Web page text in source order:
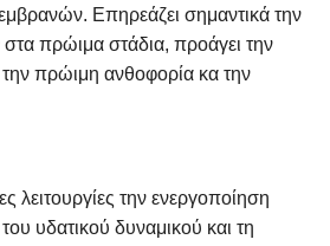
Επηρεάζει σημαντικά την
πρώιμα στάδια, προάγει την
πρώιμη ανθοφορία κα την
λειτουργίες την ενεργοποίηση
υδατικού δυναμικού και τη